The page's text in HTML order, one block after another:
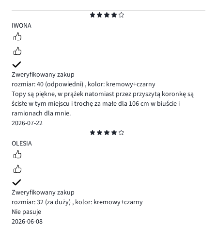
4
IWONA
Zweryfikowany zakup
rozmiar: 40 (odpowiedni) , kolor: kremowy+czarny
Topy są piękne, w prążek natomiast przez przyszytą koronkę są
ścisłe w tym miejscu i trochę za małe dla 106 cm w biuście i
ramionach dla mnie.
2026-07-22
4
OLESIA
Zweryfikowany zakup
rozmiar: 32 (za duży) , kolor: kremowy+czarny
Nie pasuje
2026-06-08